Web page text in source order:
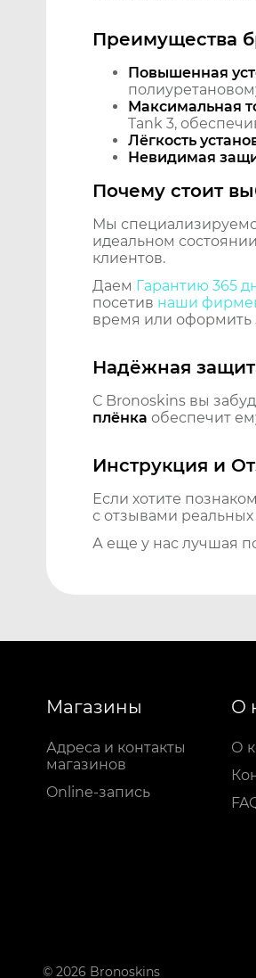
Преимущества
Повышенная
Максимальная
Tank 3,
Лёгкость
Невидимая
Почему стоит
Мы
идеальном
клиентов.
Даем Гарантию 365
посетив наши
время или оформить
Надёжная
С Bronoskins вы
плёнка обеспечит
Инструкция и
Если хотите
с отзывами реальных
А еще у нас лучшая
Магазины
Адреса и контакты
магазинов
Online-запись
О
О
© 2026 Bronoskins